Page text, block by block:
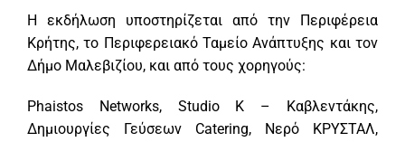
Η εκδήλωση υποστηρίζεται από την Περιφέρεια
Κρήτης, το Περιφερειακό Ταμείο Ανάπτυξης και τον
Δήμο Μαλεβιζίου, και από τους χορηγούς:
Phaistos Networks, Studio K – Καβλεντάκης,
Δημιουργίες Γεύσεων Catering, Νερό ΚΡΥΣΤΑΛ,